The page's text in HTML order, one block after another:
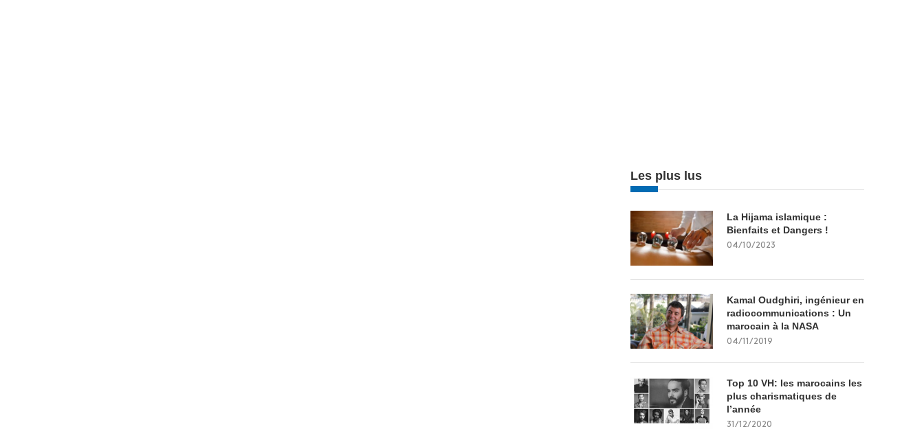
Les plus lus
La Hijama islamique :
Bienfaits et Dangers !
04/10/2023
Kamal Oudghiri, ingénieur en
radiocommunications : Un
marocain à la NASA
04/11/2019
Top 10 VH: les marocains les
plus charismatiques de
l’année
31/12/2020